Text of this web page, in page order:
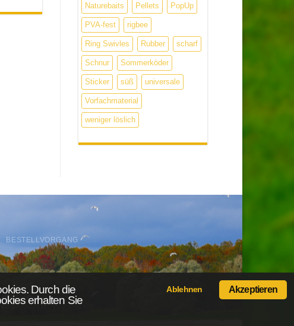
Durch die
erhalten Sie
Akzeptieren
Ablehnen
Naturebaits Pellets PopUp
PVA-fest rigbee
Ring Swivles Rubber scharf
Schnur Sommerköder
Sticker süß universale
Vorfachmaterial
weniger löslich
BESTELLVORGANG
Shop.